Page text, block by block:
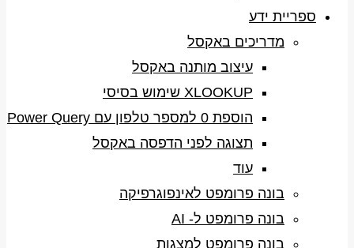
ספריית ידע
מדריכים באקסל
עיצוב מותנה באקסל
XLOOKUP שימוש בסיסי
הוספת 0 למספר טלפון עם Power Query
תצוגה לפני הדפסה באקסל
עוד
בונה פרומפט לאינפוגרפיקה
בונה פרומפט ל- AI
בונה פרומפט למצגות